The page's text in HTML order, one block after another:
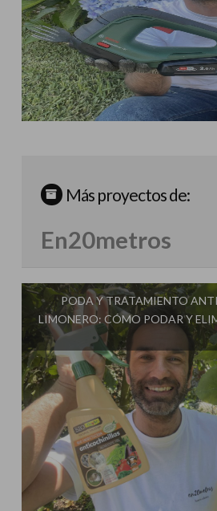
Más proyectos de:
En20metros
PODA Y TRATAMIENTO
LIMONERO: CÓMO PODAR Y